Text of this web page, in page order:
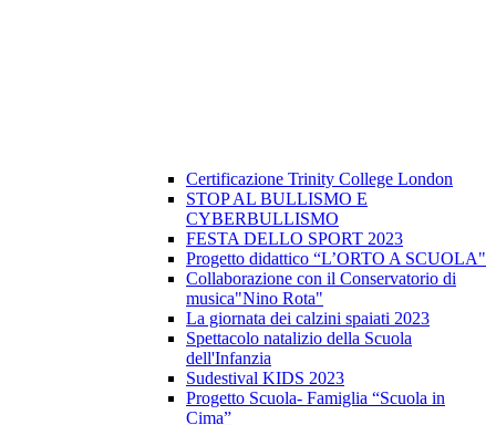
Certificazione Trinity College London
STOP AL BULLISMO E
CYBERBULLISMO
FESTA DELLO SPORT 2023
Progetto didattico “L’ORTO A SCUOLA"
Collaborazione con il Conservatorio di
musica"Nino Rota"
La giornata dei calzini spaiati 2023
Spettacolo natalizio della Scuola
dell'Infanzia
Sudestival KIDS 2023
Progetto Scuola- Famiglia “Scuola in
Cima”